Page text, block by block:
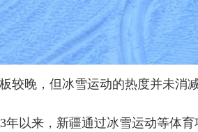
晚，但冰雪运动的热度并未消减
以来，新疆通过冰雪运动等体育